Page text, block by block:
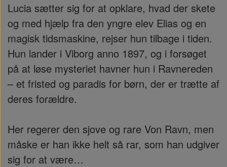
Lucia sætter sig for at opklare, hvad der skete
og med hjælp fra den yngre elev Elias og en
magisk tidsmaskine, rejser hun tilbage i tiden.
Hun lander i Viborg anno 1897, og i forsøget
på at løse mysteriet havner hun i Ravnereden
– et fristed og paradis for børn, der er trætte af
deres forældre.
Her regerer den sjove og rare Von Ravn, men
måske er han ikke helt så rar, som han udgiver
sig for at være…